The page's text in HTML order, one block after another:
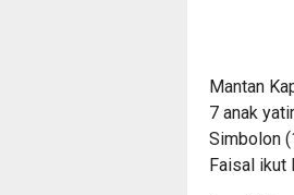
Mantan
7 anak
Simbolon
Faisal ikut